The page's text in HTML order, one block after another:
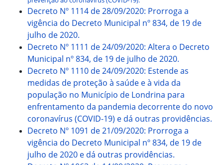
Decreto Nº 1114 de 28/09/2020: Prorroga a
vigência do Decreto Municipal nº 834, de 19 de
julho de 2020.
Decreto Nº 1111 de 24/09/2020: Altera o Decreto
Municipal nº 834, de 19 de julho de 2020.
Decreto Nº 1110 de 24/09/2020: Estende as
medidas de proteção à saúde e à vida da
população no Município de Londrina para
enfrentamento da pandemia decorrente do novo
coronavírus (COVID-19) e dá outras providências.
Decreto Nº 1091 de 21/09/2020: Prorroga a
vigência do Decreto Municipal nº 834, de 19 de
julho de 2020 e dá outras providências.